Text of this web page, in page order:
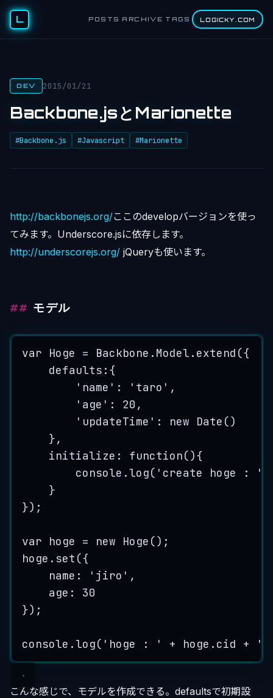
L POSTS ARCHIVE TAGS LOGICKY.COM
DEV 2015/01/21
Backbone.jsとMarionette
#Backbone.js #Javascript #Marionette
http://backbonejs.org/ここのdevelopバージョンを使っ
てみます。Underscore.jsに依存します。
http://underscorejs.org/ jQueryも使います。
モデル
var Hoge = Backbone . Model . extend ({
defaults :{
' name ' : ' taro ' ,
' age ' : 20 ,
' updateTime ' : new Date ()
},
initialize : function(){
console .log( ' create hoge : '
}
});
var hoge = new Hoge ();
hoge . set ({
name:
' jiro ' ,
age: 30
});
console .log( ' hoge : ' + hoge . cid + '
こんな感じで、モデルを作成できる。defaultsで初期設